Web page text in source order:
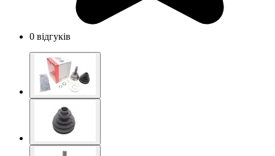
0 відгуків